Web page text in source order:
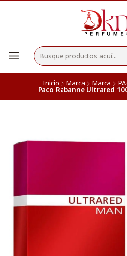
Inicio Marca Marca
Paco Rabanne Ultrared